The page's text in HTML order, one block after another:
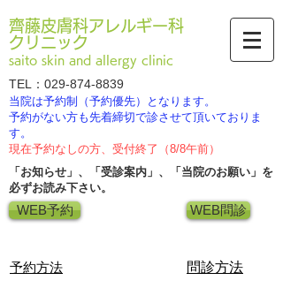
齊藤皮膚科アレルギー科
クリニック
saito skin and allergy clinic
TEL：029-874-8839
当院は予約制（予約優先）となります。
​予約がない方も先着締切で診させて頂いておりま
す。
現在予約なしの方、受付終了（8/8午前）
「お知らせ」、「受診案内」、「当院のお願い」を​
必ずお読み下さい。
WEB予約
​予約方法
WEB問診
​問診方法